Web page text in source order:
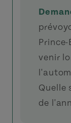
venir
Quelle
de